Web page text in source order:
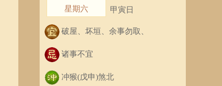
星期六
甲寅日
破屋、坏垣、余事勿取、
诸事不宜
冲猴(戊申)煞北